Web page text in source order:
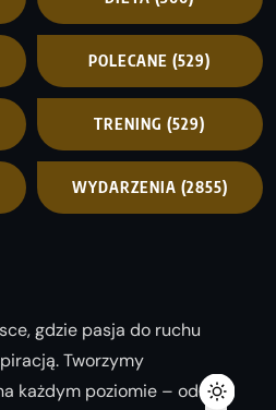
POLECANE (529)
TRENING (529)
WYDARZENIA (2855)
gdzie pasja do ruchu
Tworzymy
każdym poziomie – od